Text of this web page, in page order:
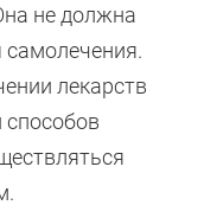
не должна
самолечения.
лекарств
способов